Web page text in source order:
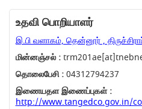
உதவி பொறியாளர்
இ.பி வளாகம், தென்னூர் ,
மின்னஞ்சல் :
தொலைபேசி :04312794237
இணையதள இணைப்புகள் :
http://www.tangedco.gov.in/